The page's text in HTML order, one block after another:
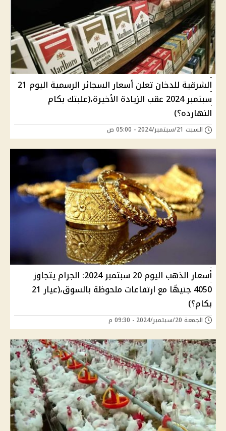
الشرقية للدخان تعلن أسعار السجائر الرسمية اليوم 21
سبتمبر 2024 عقب الزيادة الأخيرة،(علبتك بكام
النهارده؟)
السبت 21/سبتمبر/2024 - 05:00 ص
أسعار الذهب اليوم 20 سبتمبر 2024: الجرام يتجاوز
4050 جنيهًا مع ارتفاعات ملحوظة بالسوق،(عيار 21
بكام؟)
الجمعة 20/سبتمبر/2024 - 09:30 م